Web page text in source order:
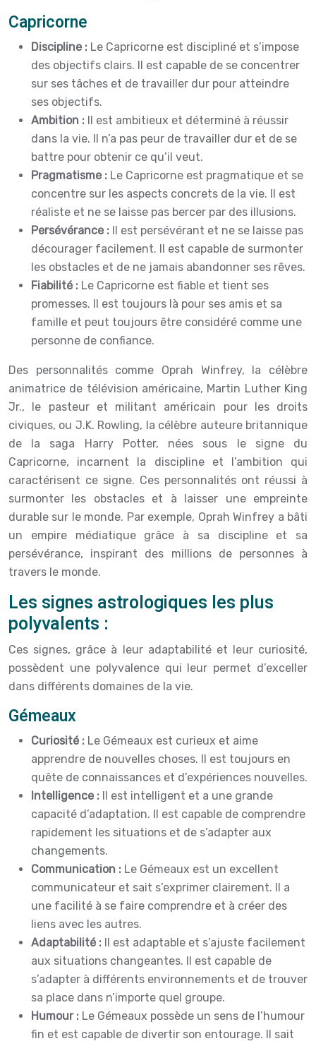
Capricorne
Discipline : Le Capricorne est discipliné et s’impose
des objectifs clairs. Il est capable de se concentrer
sur ses tâches et de travailler dur pour atteindre
ses objectifs.
Ambition : Il est ambitieux et déterminé à réussir
dans la vie. Il n’a pas peur de travailler dur et de se
battre pour obtenir ce qu’il veut.
Pragmatisme : Le Capricorne est pragmatique et se
concentre sur les aspects concrets de la vie. Il est
réaliste et ne se laisse pas bercer par des illusions.
Persévérance : Il est persévérant et ne se laisse pas
décourager facilement. Il est capable de surmonter
les obstacles et de ne jamais abandonner ses rêves.
Fiabilité : Le Capricorne est fiable et tient ses
promesses. Il est toujours là pour ses amis et sa
famille et peut toujours être considéré comme une
personne de confiance.
Des personnalités comme Oprah Winfrey, la célèbre
animatrice de télévision américaine, Martin Luther King
Jr., le pasteur et militant américain pour les droits
civiques, ou J.K. Rowling, la célèbre auteure britannique
de la saga Harry Potter, nées sous le signe du
Capricorne, incarnent la discipline et l’ambition qui
caractérisent ce signe. Ces personnalités ont réussi à
surmonter les obstacles et à laisser une empreinte
durable sur le monde. Par exemple, Oprah Winfrey a bâti
un empire médiatique grâce à sa discipline et sa
persévérance, inspirant des millions de personnes à
travers le monde.
Les signes astrologiques les plus
polyvalents :
Ces signes, grâce à leur adaptabilité et leur curiosité,
possèdent une polyvalence qui leur permet d’exceller
dans différents domaines de la vie.
Gémeaux
Curiosité : Le Gémeaux est curieux et aime
apprendre de nouvelles choses. Il est toujours en
quête de connaissances et d’expériences nouvelles.
Intelligence : Il est intelligent et a une grande
capacité d’adaptation. Il est capable de comprendre
rapidement les situations et de s’adapter aux
changements.
Communication : Le Gémeaux est un excellent
communicateur et sait s’exprimer clairement. Il a
une facilité à se faire comprendre et à créer des
liens avec les autres.
Adaptabilité : Il est adaptable et s’ajuste facilement
aux situations changeantes. Il est capable de
s’adapter à différents environnements et de trouver
sa place dans n’importe quel groupe.
Humour : Le Gémeaux possède un sens de l’humour
fin et est capable de divertir son entourage. Il sait